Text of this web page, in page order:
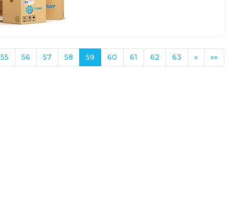
55 56 57 58 59 60 61 62 63 » »»